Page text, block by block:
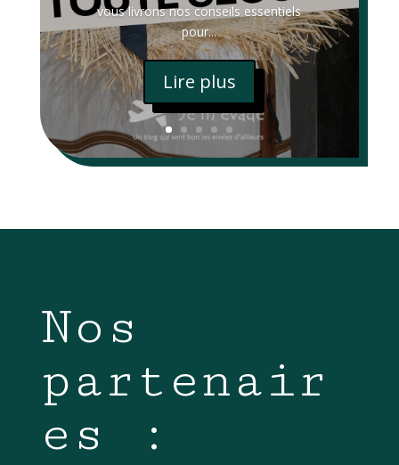
vous livrons nos conseils essentiels
pour...
Lire plus
Nos
partenair
es :